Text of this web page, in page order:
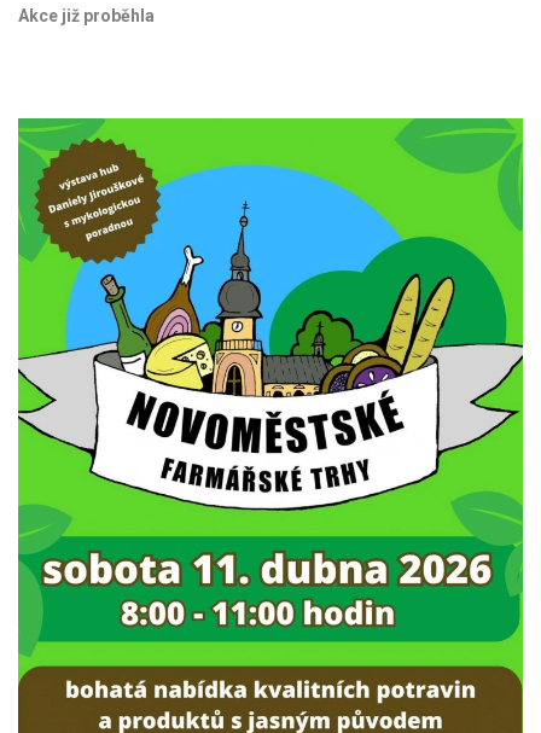
Akce již proběhla